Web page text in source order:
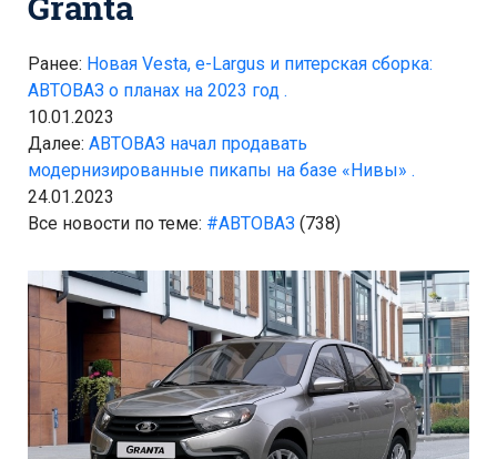
Ранее: Новая Vesta, e-Largus и питерская сборка:
АВТОВАЗ о планах на 2023 год .
10.01.2023
Далее: АВТОВАЗ начал продавать
модернизированные пикапы на базе «Нивы» .
24.01.2023
Все новости по теме: #АВТОВАЗ (738)